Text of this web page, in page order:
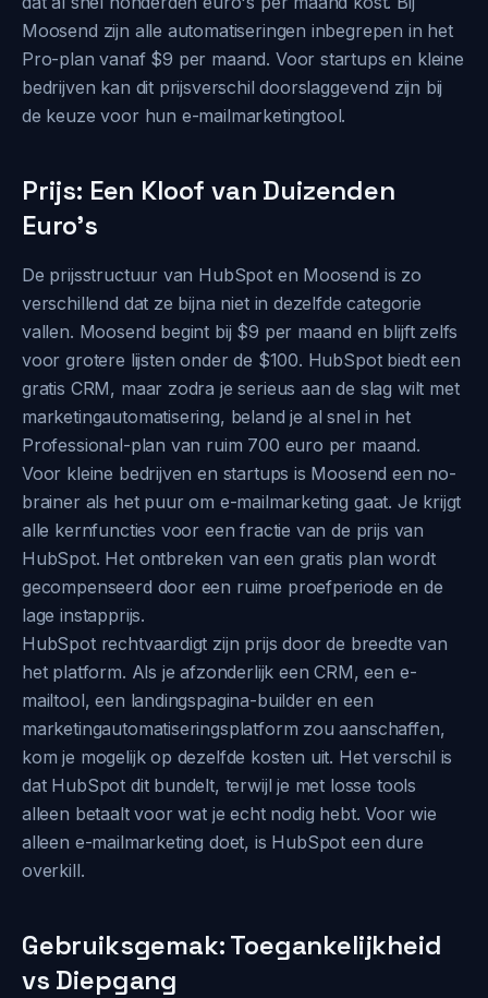
Moosend zijn alle automatiseringen inbegrepen in het
Pro-plan vanaf $9 per maand. Voor startups en kleine
bedrijven kan dit prijsverschil doorslaggevend zijn bij
de keuze voor hun e-mailmarketingtool.
Prijs: Een Kloof van Duizenden
Euro's
De prijsstructuur van HubSpot en Moosend is zo
verschillend dat ze bijna niet in dezelfde categorie
vallen. Moosend begint bij $9 per maand en blijft zelfs
voor grotere lijsten onder de $100. HubSpot biedt een
gratis CRM, maar zodra je serieus aan de slag wilt met
marketingautomatisering, beland je al snel in het
Professional-plan van ruim 700 euro per maand.
Voor kleine bedrijven en startups is Moosend een no-
brainer als het puur om e-mailmarketing gaat. Je krijgt
alle kernfuncties voor een fractie van de prijs van
HubSpot. Het ontbreken van een gratis plan wordt
gecompenseerd door een ruime proefperiode en de
lage instapprijs.
HubSpot rechtvaardigt zijn prijs door de breedte van
het platform. Als je afzonderlijk een CRM, een e-
mailtool, een landingspagina-builder en een
marketingautomatiseringsplatform zou aanschaffen,
kom je mogelijk op dezelfde kosten uit. Het verschil is
dat HubSpot dit bundelt, terwijl je met losse tools
alleen betaalt voor wat je echt nodig hebt. Voor wie
alleen e-mailmarketing doet, is HubSpot een dure
overkill.
Gebruiksgemak: Toegankelijkheid
vs Diepgang